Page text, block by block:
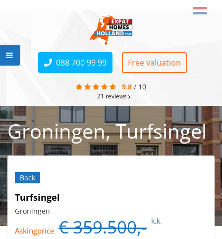
088 700 99 99 Free valuation
9.8 / 10
21 reviews
Groningen, Turfsingel
Back
Turfsingel
Groningen
Askingprice € 359.500,- k.k.